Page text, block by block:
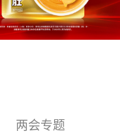
两会专题